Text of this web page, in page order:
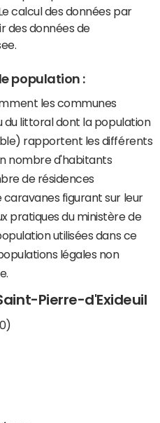
calcul des données par
des données de
population :
les communes
du littoral dont la population
rapportent les différents
nombre d'habitants
de résidences
caravanes figurant sur leur
pratiques du ministère de
utilisées dans ce
légales non
Pierre-d'Exideuil